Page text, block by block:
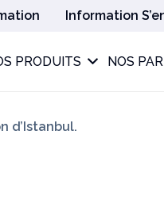
Information
PRODUITS NOS
d’Istanbul.